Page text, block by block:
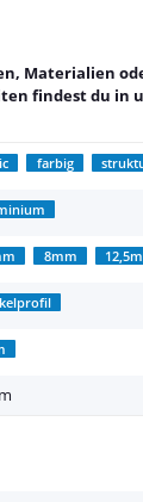
Materialien
findest du in
farbig
8mm